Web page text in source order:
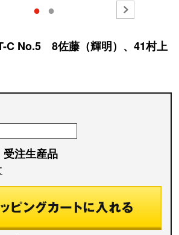
● ●
C No.5 8佐藤（輝明）、41村上
注生産品